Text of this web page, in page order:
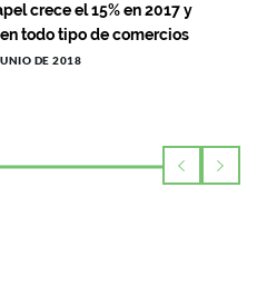
crece el 15% en 2017 y
todo tipo de comercios
DE 2018